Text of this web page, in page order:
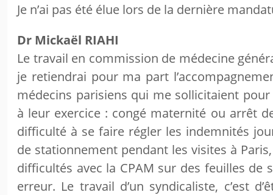
Je n’ai pas été élue lors de la dernière
Dr Mickaël RIAHI
Le travail en commission de médecine
je retiendrai pour ma part
médecins parisiens qui me sollicitaient
à leur exercice : congé maternité ou arrêt
difficulté à se faire régler les indemnités
de stationnement pendant les visites à
difficultés avec la CPAM sur des feuilles de
erreur. Le travail d’un syndicaliste, c’est